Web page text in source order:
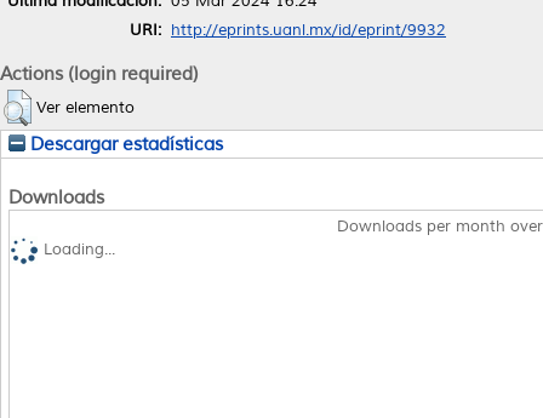
URI: http://eprints.uanl.mx/id/eprint/9932
Actions (login required)
Ver elemento
Descargar estadísticas
Downloads
Downloads per month
Loading...